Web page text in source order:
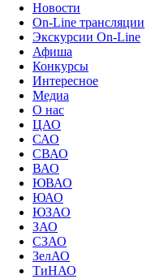
Новости
On-Line трансляции
Экскурсии On-Line
Афиша
Конкурсы
Интересное
Медиа
О нас
ЦАО
САО
СВАО
ВАО
ЮВАО
ЮАО
ЮЗАО
ЗАО
СЗАО
ЗелАО
ТиНАО